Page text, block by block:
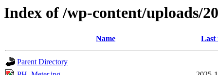
Index of /wp-content/uploads/
Name Last
Parent Directory